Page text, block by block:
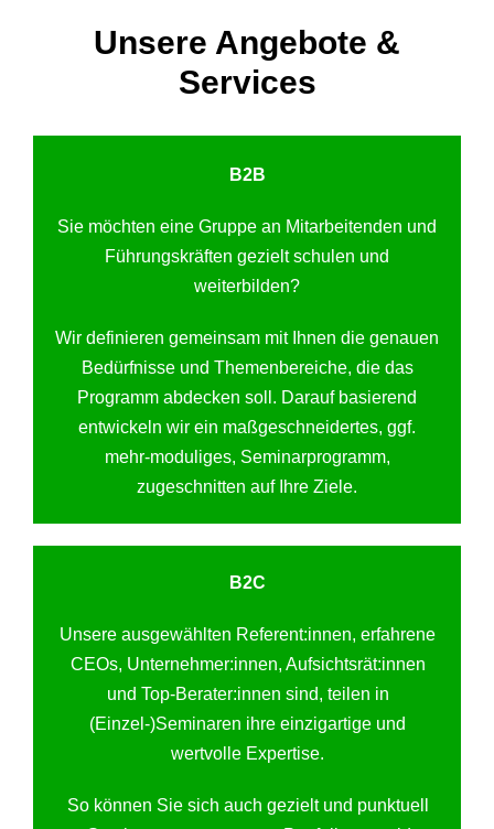
Unsere Angebote &
Services
B2B
Sie möchten eine Gruppe an Mitarbeitenden und
Führungskräften gezielt schulen und
weiterbilden?
Wir definieren gemeinsam mit Ihnen die genauen
Bedürfnisse und Themenbereiche, die das
Programm abdecken soll. Darauf basierend
entwickeln wir ein maßgeschneidertes, ggf.
mehr-moduliges, Seminarprogramm,
zugeschnitten auf Ihre Ziele.
B2C
Unsere ausgewählten Referent:innen, erfahrene
CEOs, Unternehmer:innen, Aufsichtsrät:innen
und Top-Berater:innen sind, teilen in
(Einzel-)Seminaren ihre einzigartige und
wertvolle Expertise.
So können Sie sich auch gezielt und punktuell